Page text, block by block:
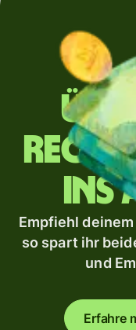
ins
Empfiehl
so spart ihr
und
Erfahre